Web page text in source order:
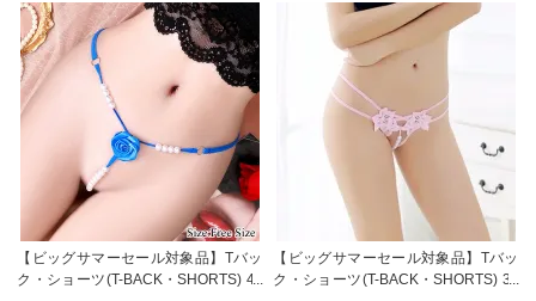
【ビッグサマーセール対象品】Tバッ
ク・ショーツ(T-BACK・SHORTS) 40
【ビッグサマーセール対象品】Tバッ
ク・ショーツ(T-BACK・SHORTS) 34